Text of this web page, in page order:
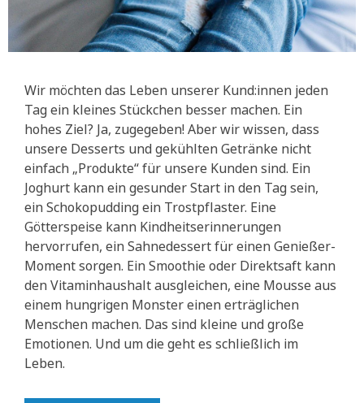
Wir möchten das Leben unserer Kund:innen jeden
Tag ein kleines Stückchen besser machen. Ein
hohes Ziel? Ja, zugegeben! Aber wir wissen, dass
unsere Desserts und gekühlten Getränke nicht
einfach „Produkte“ für unsere Kunden sind. Ein
Joghurt kann ein gesunder Start in den Tag sein,
ein Schokopudding ein Trostpflaster. Eine
Götterspeise kann Kindheitserinnerungen
hervorrufen, ein Sahnedessert für einen Genießer-
Moment sorgen. Ein Smoothie oder Direktsaft kann
den Vitaminhaushalt ausgleichen, eine Mousse aus
einem hungrigen Monster einen erträglichen
Menschen machen. Das sind kleine und große
Emotionen. Und um die geht es schließlich im
Leben.